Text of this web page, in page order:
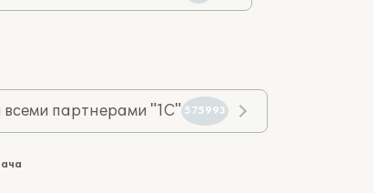
партнерами "1С" 575993